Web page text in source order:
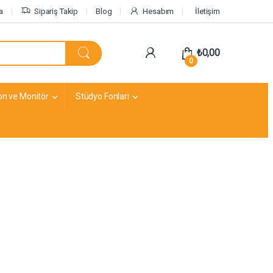
Sipariş Takip Blog Hesabım İletişim
0
₺0,00
ve Monitör Stüdyo Fonları